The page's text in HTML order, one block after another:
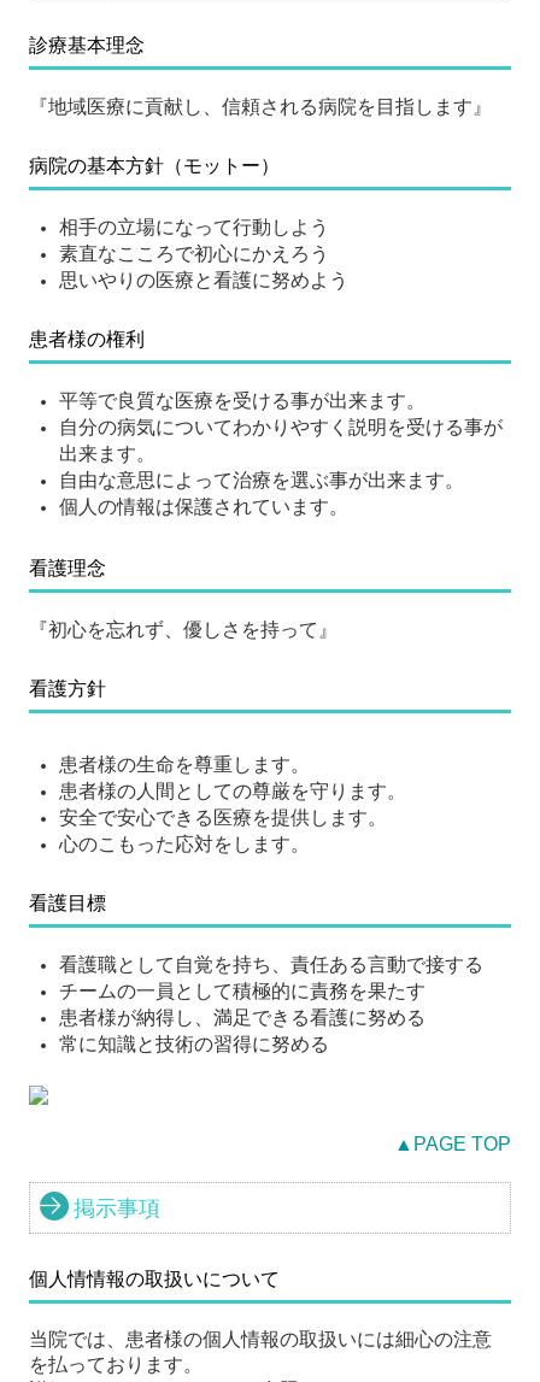
診療基本理念
『地域医療に貢献し、信頼される病院を目指します』
病院の基本方針（モットー）
相手の立場になって行動しよう
素直なこころで初心にかえろう
思いやりの医療と看護に努めよう
患者様の権利
平等で良質な医療を受ける事が出来ます。
自分の病気についてわかりやすく説明を受ける事が
出来ます。
自由な意思によって治療を選ぶ事が出来ます。
個人の情報は保護されています。
看護理念
『初心を忘れず、優しさを持って』
看護方針
患者様の生命を尊重します。
患者様の人間としての尊厳を守ります。
安全で安心できる医療を提供します。
心のこもった応対をします。
看護目標
看護職として自覚を持ち、責任ある言動で接する
チームの一員として積極的に責務を果たす
患者様が納得し、満足できる看護に努める
常に知識と技術の習得に努める
▲PAGE TOP
掲示事項
個人情情報の取扱いについて
当院では、患者様の個人情報の取扱いには細心の注意
を払っております。